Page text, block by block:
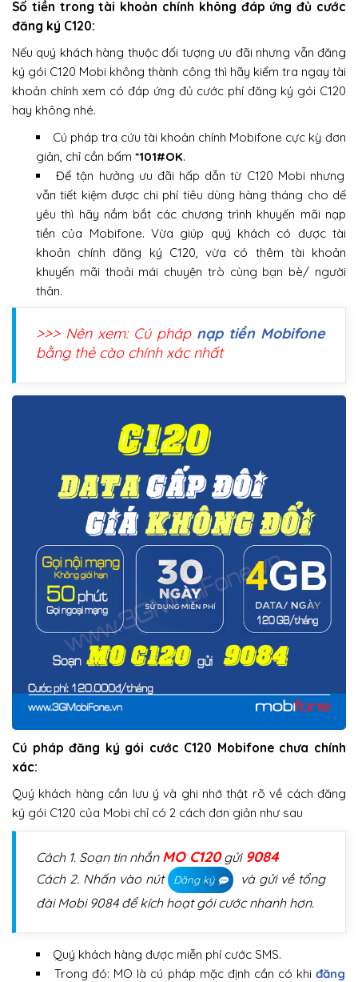
Số tiền trong tài khoản chính không đáp ứng đủ cước
đăng ký C120:
Nếu quý khách hàng thuộc đối tượng ưu đãi nhưng vẫn đăng
ký gói C120 Mobi không thành công thì hãy kiểm tra ngay tài
khoản chính xem có đáp ứng đủ cước phí đăng ký gói C120
hay không nhé.
Cú pháp tra cứu tài khoản chính Mobifone cực kỳ đơn
giản, chỉ cần bấm *101#OK.
Để tận hưởng ưu đãi hấp dẫn từ C120 Mobi nhưng
vẫn tiết kiệm được chi phí tiêu dùng hàng tháng cho dế
yêu thì hãy nắm bắt các chương trình khuyến mãi nạp
tiền của Mobifone. Vừa giúp quý khách có được tài
khoản chính đăng ký C120, vừa có thêm tài khoản
khuyến mãi thoải mái chuyện trò cùng bạn bè/ người
thân.
>>> Nên xem: Cú pháp nạp tiền Mobifone
bằng thẻ cào chính xác nhất
Cú pháp đăng ký gói cước C120 Mobifone chưa chính
xác:
Quý khách hàng cần lưu ý và ghi nhớ thật rõ về cách đăng
ký gói C120 của Mobi chỉ có 2 cách đơn giản như sau
Cách 1. Soạn tin nhắn MO C120gửi9084
Cách 2. Nhấn vào nút Đăng ký
và gửi về tổng
đài Mobi 9084 để kích hoạt gói cước nhanh hơn.
Quý khách hàng được miễn phí cước SMS.
Trong đó: MO là cú pháp mặc định cần có khiđăng